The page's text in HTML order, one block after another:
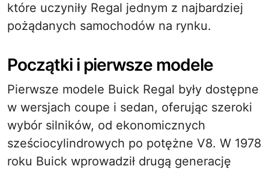
które uczyniły Regal jednym z najbardziej
pożądanych samochodów na rynku.
Początki i pierwsze modele
Pierwsze modele Buick Regal były dostępne
w wersjach coupe i sedan, oferując szeroki
wybór silników, od ekonomicznych
sześciocylindrowych po potężne V8. W 1978
roku Buick wprowadził drugą generację